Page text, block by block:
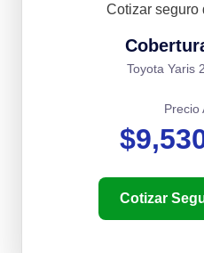
Cotizar seguro
Toyota Yaris
Precio
Cotizar